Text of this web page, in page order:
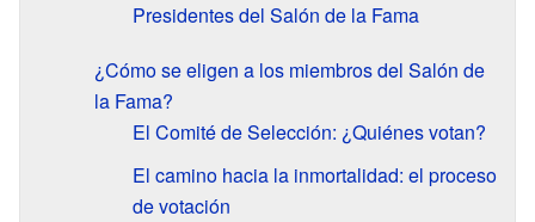
Presidentes del Salón de la Fama
¿Cómo se eligen a los miembros del Salón de
la Fama?
El Comité de Selección: ¿Quiénes votan?
El camino hacia la inmortalidad: el proceso
de votación